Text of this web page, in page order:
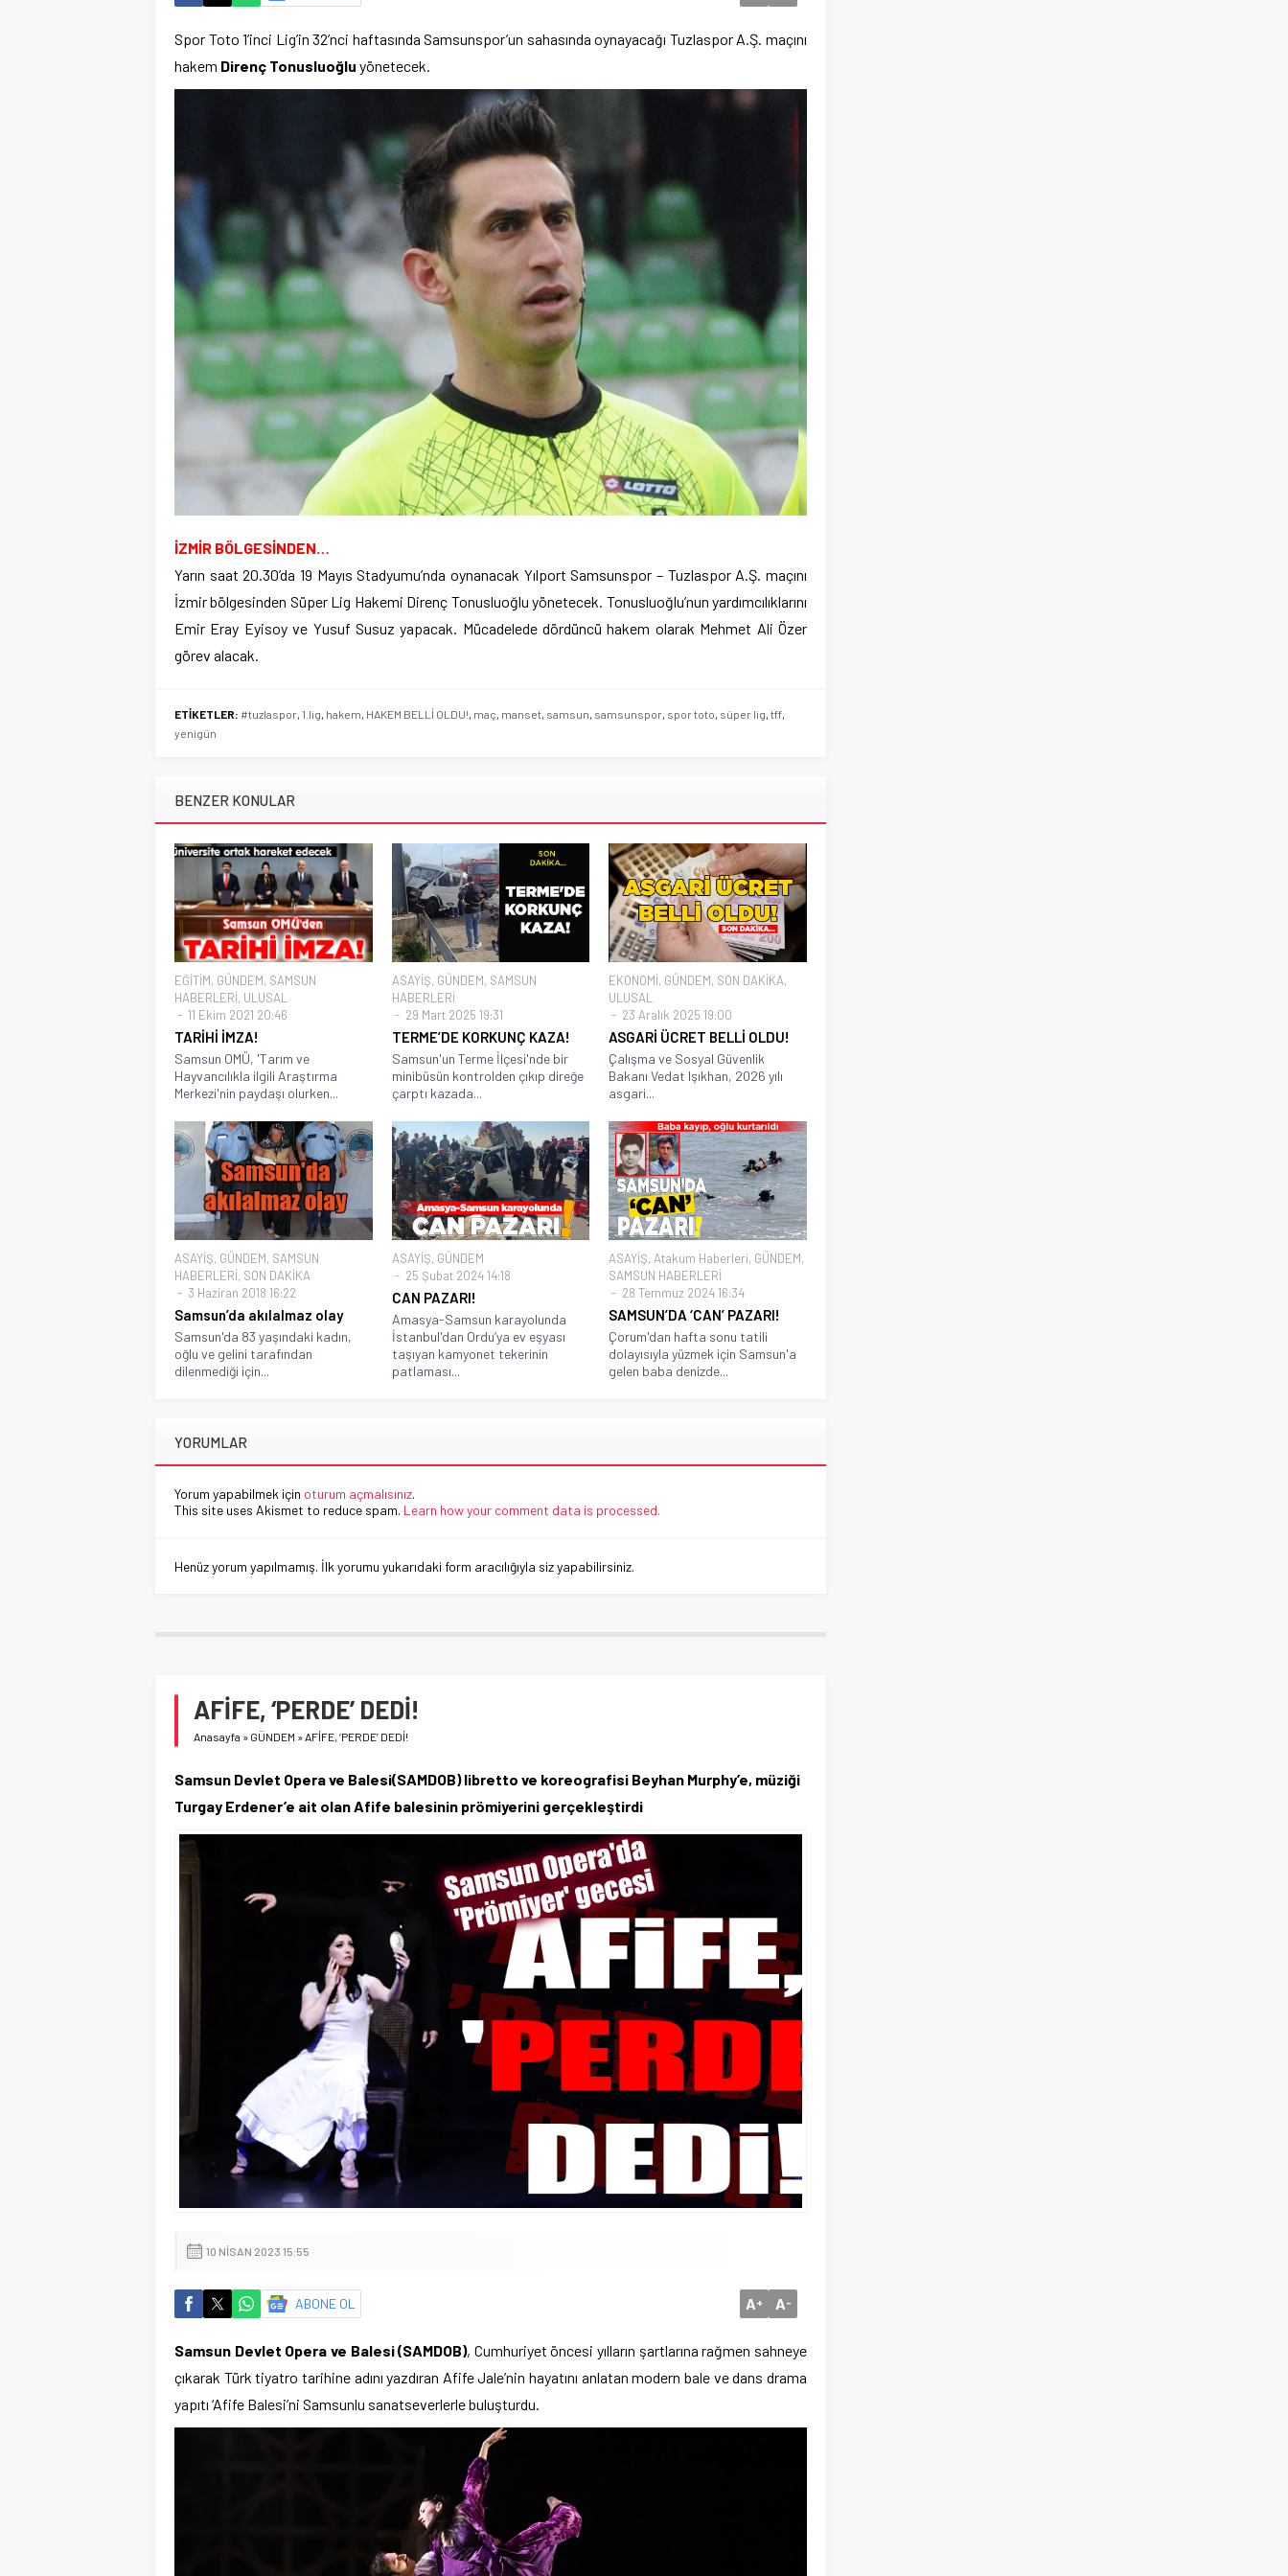
Spor Toto 1’inci Lig’in 32’nci haftasında Samsunspor’un sahasında oynayacağı Tuzlaspor A.Ş. maçını
hakem Direnç Tonusluoğlu yönetecek.
İZMİR BÖLGESİNDEN…
Yarın saat 20.30’da 19 Mayıs Stadyumu’nda oynanacak Yılport Samsunspor – Tuzlaspor A.Ş. maçını
İzmir bölgesinden Süper Lig Hakemi Direnç Tonusluoğlu yönetecek. Tonusluoğlu’nun yardımcılıklarını
Emir Eray Eyisoy ve Yusuf Susuz yapacak. Mücadelede dördüncü hakem olarak Mehmet Ali Özer
görev alacak.
ETİKETLER: #tuzlaspor, 1.lig, hakem, HAKEM BELLİ OLDU!, maç, manset, samsun, samsunspor, spor toto, süper lig, tff,
yenigün
BENZER KONULAR
EĞİTİM, GÜNDEM, SAMSUN
HABERLERİ, ULUSAL
11 Ekim 2021 20:46
TARİHİ İMZA!
Samsun OMÜ, 'Tarım ve
Hayvancılıkla ilgili Araştırma
Merkezi'nin paydaşı olurken...
ASAYİŞ, GÜNDEM, SAMSUN
HABERLERİ
29 Mart 2025 19:31
TERME’DE KORKUNÇ KAZA!
Samsun'un Terme İlçesi'nde bir
minibüsün kontrolden çıkıp direğe
çarptı kazada...
EKONOMİ, GÜNDEM, SON DAKİKA,
ULUSAL
23 Aralık 2025 19:00
ASGARİ ÜCRET BELLİ OLDU!
Çalışma ve Sosyal Güvenlik
Bakanı Vedat Işıkhan, 2026 yılı
asgari...
ASAYİŞ, GÜNDEM, SAMSUN
HABERLERİ, SON DAKİKA
3 Haziran 2018 16:22
Samsun’da akılalmaz olay
Samsun'da 83 yaşındaki kadın,
oğlu ve gelini tarafından
dilenmediği için...
ASAYİŞ, GÜNDEM
25 Şubat 2024 14:18
CAN PAZARI!
Amasya-Samsun karayolunda
İstanbul'dan Ordu’ya ev eşyası
taşıyan kamyonet tekerinin
patlaması...
ASAYİŞ, Atakum Haberleri, GÜNDEM,
SAMSUN HABERLERİ
28 Temmuz 2024 16:34
SAMSUN’DA ‘CAN’ PAZARI!
Çorum'dan hafta sonu tatili
dolayısıyla yüzmek için Samsun'a
gelen baba denizde...
YORUMLAR
Yorum yapabilmek için oturum açmalısınız.
This site uses Akismet to reduce spam. Learn how your comment data is processed.
Henüz yorum yapılmamış. İlk yorumu yukarıdaki form aracılığıyla siz yapabilirsiniz.
AFİFE, ‘PERDE’ DEDİ!
Anasayfa » GÜNDEM » AFİFE, ‘PERDE’ DEDİ!
Samsun Devlet Opera ve Balesi(SAMDOB) libretto ve koreografisi Beyhan Murphy’e, müziği
Turgay Erdener’e ait olan Afife balesinin prömiyerini gerçekleştirdi
10 NISAN 2023 15:55
ABONE OL A+ A-
Samsun Devlet Opera ve Balesi (SAMDOB), Cumhuriyet öncesi yılların şartlarına rağmen sahneye
çıkarak Türk tiyatro tarihine adını yazdıran Afife Jale’nin hayatını anlatan modern bale ve dans drama
yapıtı ‘Afife Balesi’ni Samsunlu sanatseverlerle buluşturdu.